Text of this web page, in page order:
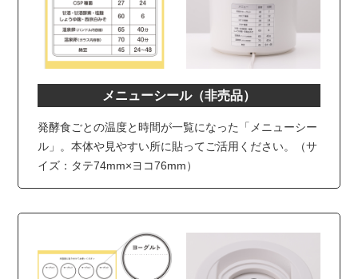
メニューシール（非売品）
発酵食ごとの温度と時間が一覧になった「メニューシー
ル」。本体や見やすい所に貼ってご活用ください。（サ
イズ：タテ74mm×ヨコ76mm）